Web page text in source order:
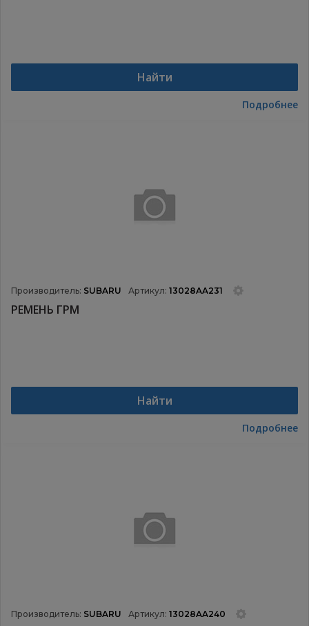
Найти
Подробнее
Производитель: SUBARU Артикул: 13028AA231
РЕМЕНЬ ГРМ
Найти
Подробнее
Производитель: SUBARU Артикул: 13028AA240